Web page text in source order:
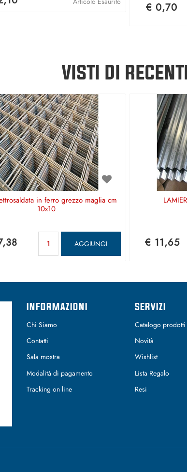
€ 0,70
VISTI DI
in ferro grezzo maglia cm
10x10
AGGIUNGI € 11,65
INFORMAZIONI
Chi Siamo
Contatti
Sala mostra
Modalità di pagamento
Tracking on line
SERVIZI
Catalogo prodotti
Novità
Wishlist
Lista Regalo
Resi